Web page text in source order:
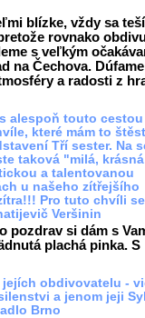
blízke, vždy sa
rovnako
s veľkým
na Čechova.
a radosti z
alespoň touto cestou
které mám to
Tří sester. Na
taková "milá,
a talentovanou
u našeho zítřejšího
Pro tuto chvíli se
Veršinin
pozdrav si dám s
plachá pinka. S
jejích obdivovatelu -
a jenom jeji
Brno